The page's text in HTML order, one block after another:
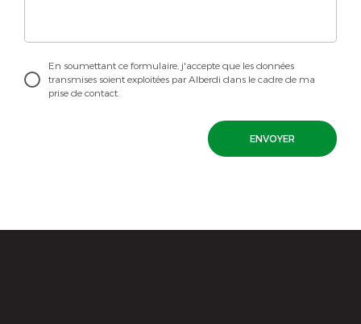
En soumettant ce formulaire, j'accepte que les données
transmises soient exploitées par Alberdi dans le cadre de ma
prise de contact.
ENVOYER